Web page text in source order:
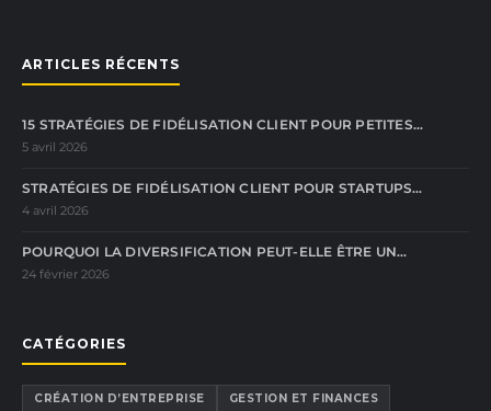
ARTICLES RÉCENTS
15 STRATÉGIES DE FIDÉLISATION CLIENT POUR PETITES…
5 avril 2026
STRATÉGIES DE FIDÉLISATION CLIENT POUR STARTUPS…
4 avril 2026
POURQUOI LA DIVERSIFICATION PEUT-ELLE ÊTRE UN…
24 février 2026
CATÉGORIES
CRÉATION D’ENTREPRISE GESTION ET FINANCES